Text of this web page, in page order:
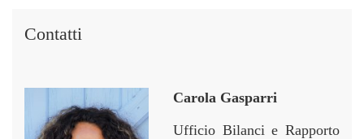
Contatti
Carola Gasparri
Ufficio Bilanci e Rapporto